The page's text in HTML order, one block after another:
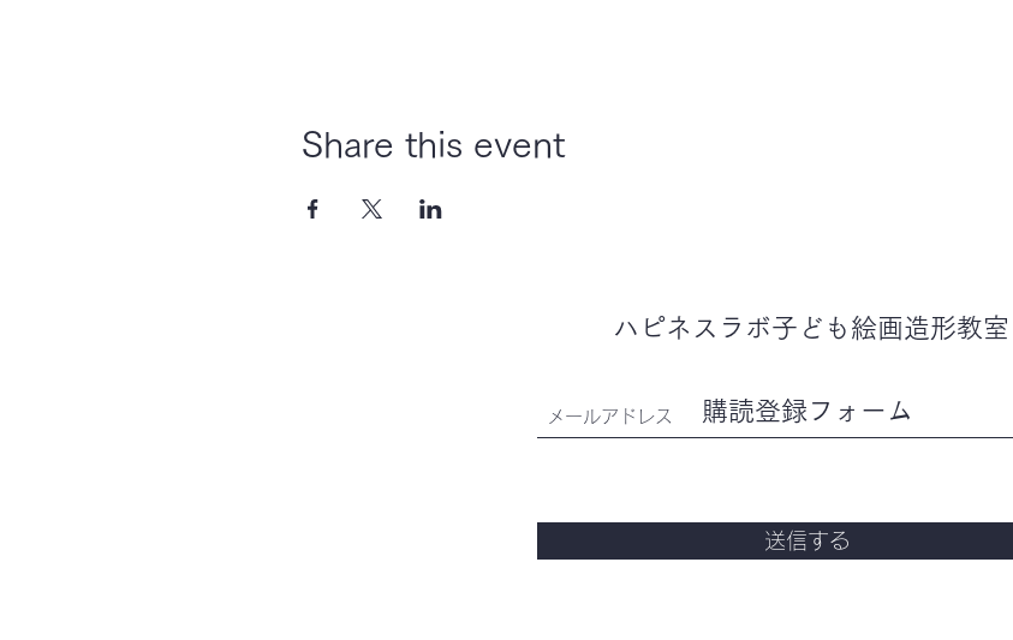
Share this event
ハピネスラボ子ども 絵画造形教室
購読登録フォーム
送信する